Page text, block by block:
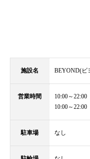
施設名 BEYOND(ビ
営業時間
10:00～22:00
10:00～22:00
駐車場 なし